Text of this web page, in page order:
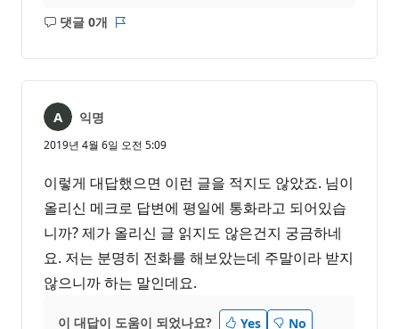
댓글 0개
설
음
익명
2019년 4월 6일 오전 5:09
이렇게 대답했으면 이런 글을 적지도 않았죠. 님이
올리신 메크로 답변에 평일에 통화라고 되어있습
니까? 제가 올리신 글 읽지도 않은건지 궁금하네
요. 저는 분명히 전화를 해보았는데 주말이라 받지
않으니까 하는 말인데요.
이 대답이 도움이 되었나요? Yes No